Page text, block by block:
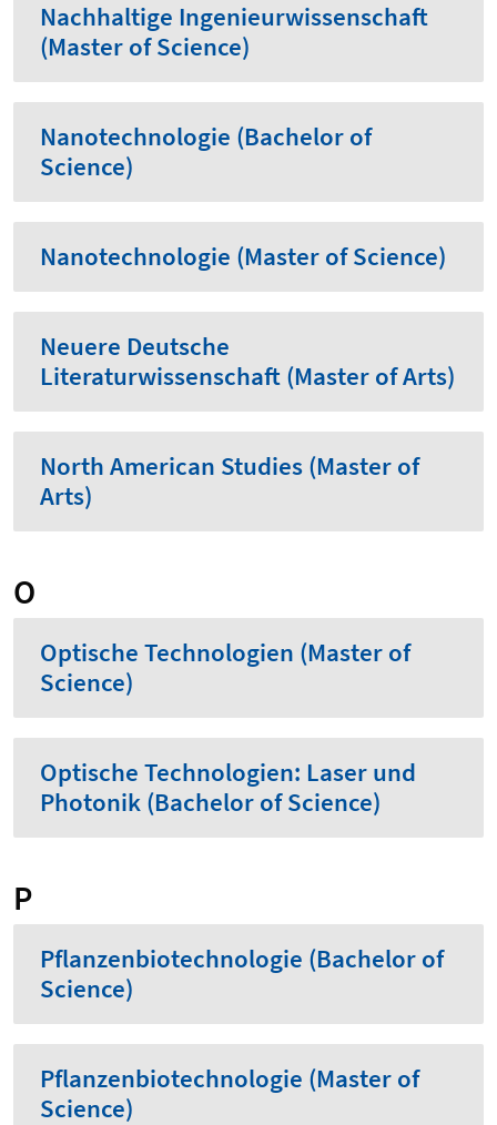
Nachhaltige Ingenieurwissenschaft
(Master of Science)
Nanotechnologie (Bachelor of
Science)
Nanotechnologie (Master of Science)
Neuere Deutsche
Literaturwissenschaft (Master of Arts)
North American Studies (Master of
Arts)
O
Optische Technologien (Master of
Science)
Optische Technologien: Laser und
Photonik (Bachelor of Science)
P
Pflanzenbiotechnologie (Bachelor of
Science)
Pflanzenbiotechnologie (Master of
Science)